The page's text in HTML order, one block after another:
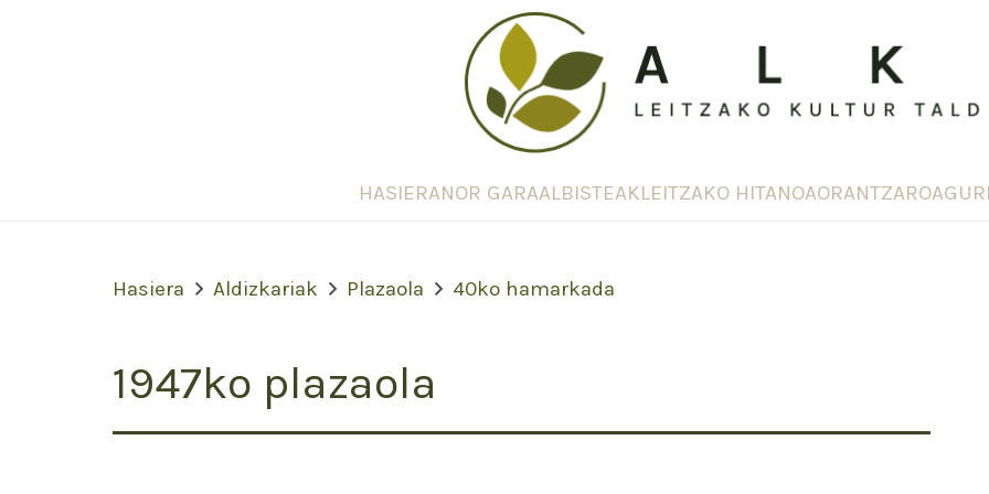
HASIERANOR GARAALBISTEAKLEITZAKO HITANOAORANTZAROA
Hasiera Aldizkariak Plazaola 40ko hamarkada
1947ko plazaola